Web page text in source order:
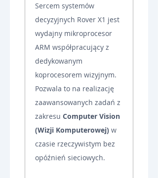
Sercem systemów
decyzyjnych Rover X1 jest
wydajny mikroprocesor
ARM współpracujący z
dedykowanym
koprocesorem wizyjnym.
Pozwala to na realizację
zaawansowanych zadań z
zakresu Computer Vision
(Wizji Komputerowej) w
czasie rzeczywistym bez
opóźnień sieciowych.